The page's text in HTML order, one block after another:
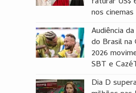
nos cinemas
Audiência
do Brasil na
2026
SBT e
Dia D